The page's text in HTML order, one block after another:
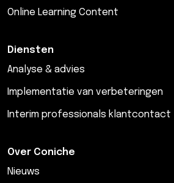
Online Learning Content
Diensten
Analyse & advies
Implementatie van verbeteringen
Interim professionals klantcontact
Over Coniche
Nieuws